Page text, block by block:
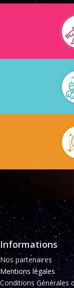
Informations
Nos partenaires
Mentions légales
Conditions Générales